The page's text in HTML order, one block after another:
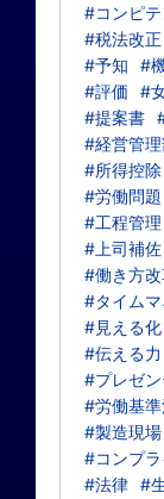
#コンピ
#税法改正
#予知
#
#評価
#
#提案書
#経営管
#所得控除
#労働問題
#工程管理
#上司補佐
#働き方
#タイムマ
#見える化
#伝える力
#プレゼ
#労働基
#製造現場
#コンプ
#法律 #